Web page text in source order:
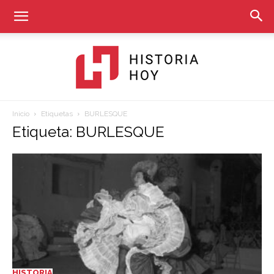
Hoy
Inicio Etiquetas BURLESQUE
Etiqueta: BURLESQUE